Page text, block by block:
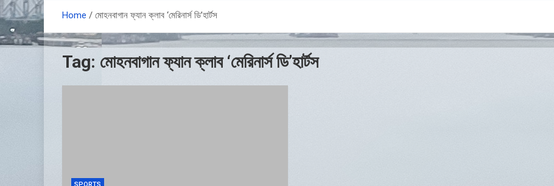
Home মোহনবাগান ফ্যান ক্লাব ‘মেরিনার্স ডি’হার্টস
Tag: মোহনবাগান ফ্যান ক্লাব ‘মেরিনার্স ডি’হার্টস